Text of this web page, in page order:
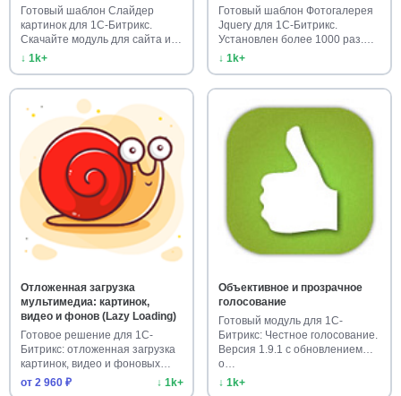
Готовый шаблон Слайдер
картинок для 1С-Битрикс.
Скачайте модуль для сайта и
созд…
↓ 1k+
Готовый шаблон Фотогалерея
Jquery для 1С-Битрикс.
Установлен более 1000 раз.
Под…
↓ 1k+
Отложенная загрузка
мультимедиа: картинок,
видео и фонов (Lazy Loading)
Готовое решение для 1С-
Битрикс: отложенная загрузка
картинок, видео и фоновых
из…
от 2 960 ₽ ↓ 1k+
Объективное и прозрачное
голосование
Готовый модуль для 1С-
Битрикс: Честное голосование.
Версия 1.9.1 с обновлением
о…
↓ 1k+